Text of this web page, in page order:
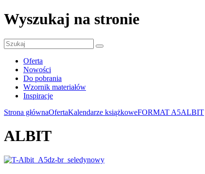
Wyszukaj na stronie
Oferta
Nowości
Do pobrania
Wzornik materiałów
Inspiracje
Strona głównaOfertaKalendarze książkoweFORMAT A5ALBIT
ALBIT